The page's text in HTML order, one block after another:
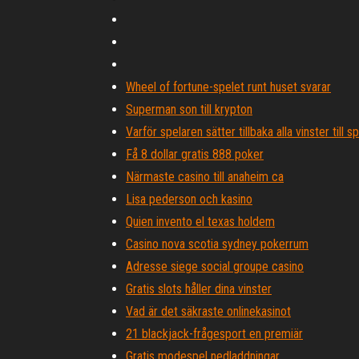
Wheel of fortune-spelet runt huset svarar
Superman son till krypton
Varför spelaren sätter tillbaka alla vinster till
Få 8 dollar gratis 888 poker
Närmaste casino till anaheim ca
Lisa pederson och kasino
Quien invento el texas holdem
Casino nova scotia sydney pokerrum
Adresse siege social groupe casino
Gratis slots håller dina vinster
Vad är det säkraste onlinekasinot
21 blackjack-frågesport en premiär